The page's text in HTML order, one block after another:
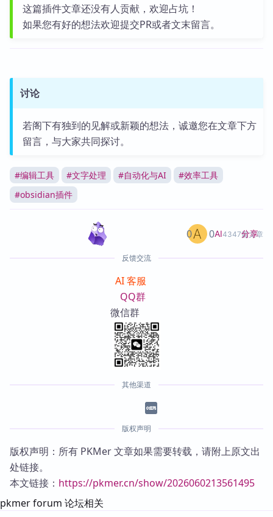
这篇插件文章还没有人贡献，欢迎占坑！
如果您有好的想法欢迎提交PR或者文末留言。
讨论
若阁下有独到的见解或新颖的想法，诚邀您在文章下方
留言，与大家共同探讨。
#编辑工具 #文字处理 #自动化与AI #效率工具
#obsidian插件
AI4347篇文章
0 0 分享
反馈交流
AI 客服
QQ群
微信群
其他渠道
版权声明
版权声明：所有 PKMer 文章如果需要转载，请附上原文出
处链接。
本文链接： https://pkmer.cn/show/2026060213561495
pkmer forum 论坛相关